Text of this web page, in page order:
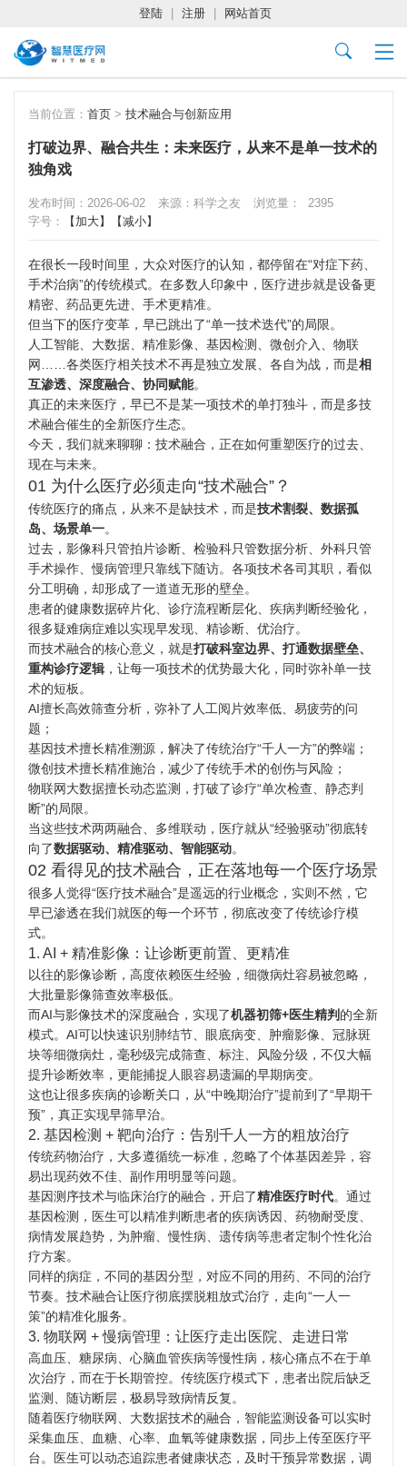
登陆 注册 网站首页
当前位置： 首页 > 技术融合与创新应用
打破边界、融合共生：未来医疗，从来不是单一技术的
独角戏
发布时间：2026-06-02 来源：科学之友 浏览量：
2395
字号：
【加大】 【减小】
在很长一段时间里，大众对医疗的认知，都停留在“对症下药、
手术治病”的传统模式。在多数人印象中，医疗进步就是设备更
精密、药品更先进、手术更精准。
但当下的医疗变革，早已跳出了“单一技术迭代”的局限。
人工智能、大数据、精准影像、基因检测、微创介入、物联
网……各类医疗相关技术不再是独立发展、各自为战，而是相
互渗透、深度融合、协同赋能。
真正的未来医疗，早已不是某一项技术的单打独斗，而是多技
术融合催生的全新医疗生态。
今天，我们就来聊聊：技术融合，正在如何重塑医疗的过去、
现在与未来。
01 为什么医疗必须走向“技术融合”？
传统医疗的痛点，从来不是缺技术，而是技术割裂、数据孤
岛、场景单一。
过去，影像科只管拍片诊断、检验科只管数据分析、外科只管
手术操作、慢病管理只靠线下随访。各项技术各司其职，看似
分工明确，却形成了一道道无形的壁垒。
患者的健康数据碎片化、诊疗流程断层化、疾病判断经验化，
很多疑难病症难以实现早发现、精诊断、优治疗。
而技术融合的核心意义，就是打破科室边界、打通数据壁垒、
重构诊疗逻辑 ，让每一项技术的优势最大化，同时弥补单一技
术的短板。
AI擅长高效筛查分析，弥补了人工阅片效率低、易疲劳的问
题；
基因技术擅长精准溯源，解决了传统治疗“千人一方”的弊端；
微创技术擅长精准施治，减少了传统手术的创伤与风险；
物联网大数据擅长动态监测，打破了诊疗“单次检查、静态判
断”的局限。
当这些技术两两融合、多维联动，医疗就从“经验驱动”彻底转
向了数据驱动、精准驱动、智能驱动。
02 看得见的技术融合，正在落地每一个医疗场景
很多人觉得“医疗技术融合”是遥远的行业概念，实则不然，它
早已渗透在我们就医的每一个环节，彻底改变了传统诊疗模
式。
1. AI + 精准影像：让诊断更前置、更精准
以往的影像诊断，高度依赖医生经验，细微病灶容易被忽略，
大批量影像筛查效率极低。
而AI与影像技术的深度融合，实现了机器初筛+医生精判 的全新
模式。AI可以快速识别肺结节、眼底病变、肿瘤影像、冠脉斑
块等细微病灶，毫秒级完成筛查、标注、风险分级，不仅大幅
提升诊断效率，更能捕捉人眼容易遗漏的早期病变。
这也让很多疾病的诊断关口，从“中晚期治疗”提前到了“早期干
预”，真正实现早筛早治。
2. 基因检测 + 靶向治疗：告别千人一方的粗放治疗
传统药物治疗，大多遵循统一标准，忽略了个体基因差异，容
易出现药效不佳、副作用明显等问题。
基因测序技术与临床治疗的融合，开启了精准医疗时代。通过
基因检测，医生可以精准判断患者的疾病诱因、药物耐受度、
病情发展趋势，为肿瘤、慢性病、遗传病等患者定制个性化治
疗方案。
同样的病症，不同的基因分型，对应不同的用药、不同的治疗
节奏。技术融合让医疗彻底摆脱粗放式治疗，走向“一人一
策”的精准化服务。
3. 物联网 + 慢病管理：让医疗走出医院、走进日常
高血压、糖尿病、心脑血管疾病等慢性病，核心痛点不在于单
次治疗，而在于长期管控。传统医疗模式下，患者出院后缺乏
监测、随访断层，极易导致病情反复。
随着医疗物联网、大数据技术的融合，智能监测设备可以实时
采集血压、血糖、心率、血氧等健康数据，同步上传至医疗平
台。医生可以动态追踪患者健康状态，及时干预异常数据，调